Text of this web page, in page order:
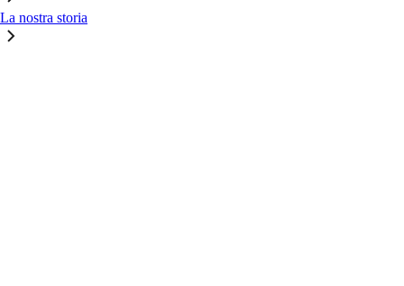
La nostra storia